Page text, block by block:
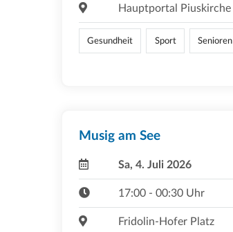
Hauptportal Piuskirche
Gesundheit Sport Senioren
Musig am See
Sa, 4. Juli 2026
17:00 - 00:30 Uhr
Fridolin-Hofer Platz